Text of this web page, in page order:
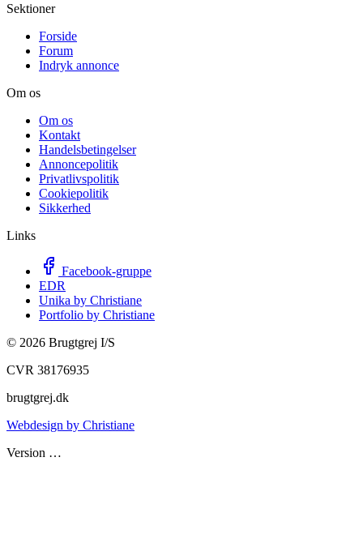
Sektioner
Forside
Forum
Indryk annonce
Om os
Om os
Kontakt
Handelsbetingelser
Annoncepolitik
Privatlivspolitik
Cookiepolitik
Sikkerhed
Links
Facebook-gruppe
EDR
Unika by Christiane
Portfolio by Christiane
© 2026 Brugtgrej I/S
CVR 38176935
brugtgrej.dk
Webdesign by Christiane
Version …